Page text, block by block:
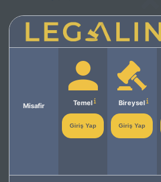
Misafir Temel
Giriş Yap
Bireysel
Giriş Yap